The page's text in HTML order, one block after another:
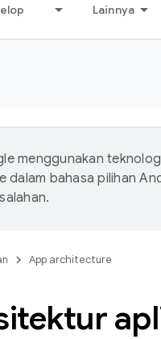
Lainnya
menggunakan
dalam bahasa pilihan
App architecture